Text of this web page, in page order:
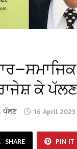
ਕੇ
ਪੱਲਣ 16 April 2023
SHARE PIN IT